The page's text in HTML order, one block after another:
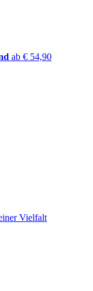
ab € 54,90
Vielfalt